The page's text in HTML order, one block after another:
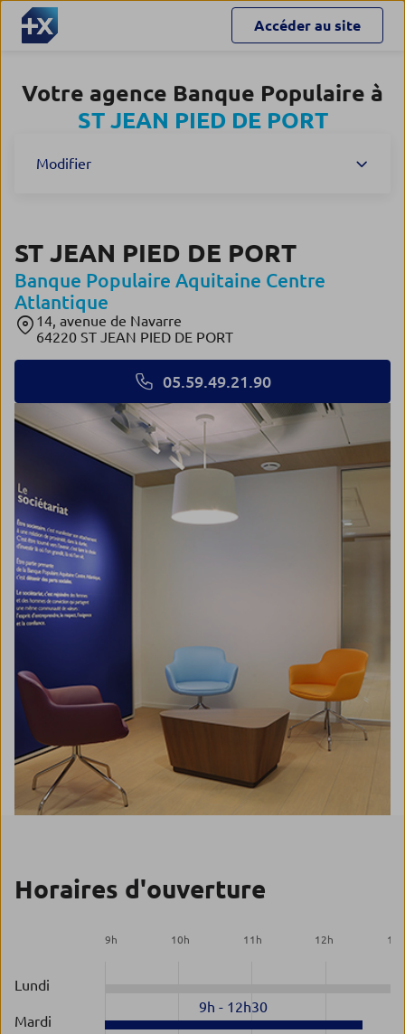
Accéder au site
Votre agence Banque Populaire à
ST JEAN PIED DE PORT
Modifier
ST JEAN PIED DE PORT
Banque Populaire Aquitaine Centre
Atlantique
14, avenue de Navarre
64220 ST JEAN PIED DE PORT
05.59.49.21.90
Horaires d'ouverture
9h 10h 11 h 12h 13
Lundi
Mardi
9h - 12h30